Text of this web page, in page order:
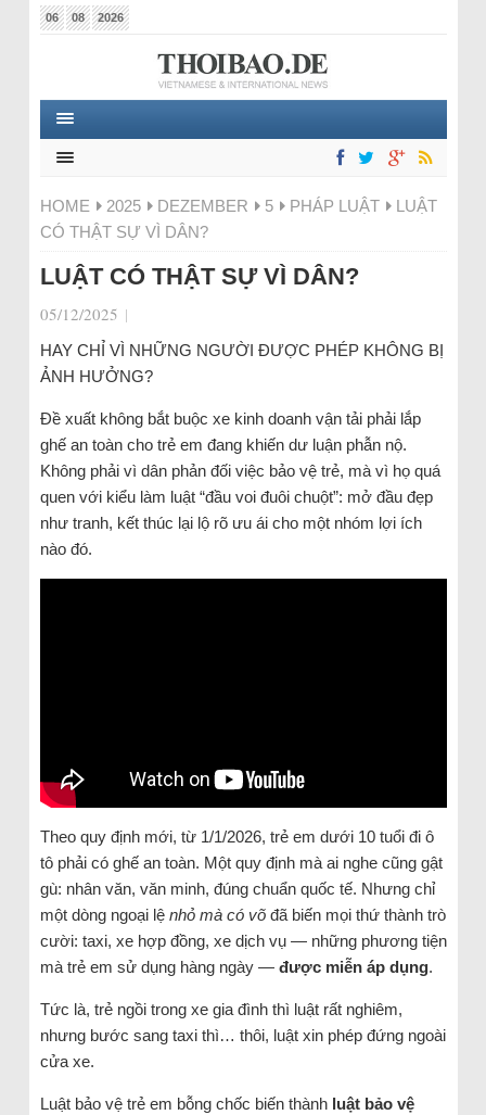
06 08 2026
HOME 2025 DEZEMBER 5 PHÁP LUẬT
LUẬT
CÓ THẬT SỰ VÌ DÂN?
LUẬT CÓ THẬT SỰ VÌ DÂN?
05/12/2025 |
HAY CHỈ VÌ NHỮNG NGƯỜI ĐƯỢC PHÉP KHÔNG BỊ
ẢNH HƯỞNG?
Đề xuất không bắt buộc xe kinh doanh vận tải phải lắp
ghế an toàn cho trẻ em đang khiến dư luận phẫn nộ.
Không phải vì dân phản đối việc bảo vệ trẻ, mà vì họ quá
quen với kiểu làm luật “đầu voi đuôi chuột”: mở đầu đẹp
như tranh, kết thúc lại lộ rõ ưu ái cho một nhóm lợi ích
nào đó.
Theo quy định mới, từ 1/1/2026, trẻ em dưới 10 tuổi đi ô
tô phải có ghế an toàn. Một quy định mà ai nghe cũng gật
gù: nhân văn, văn minh, đúng chuẩn quốc tế. Nhưng chỉ
một dòng ngoại lệ nhỏ mà có võđã biến mọi thứ thành trò
cười: taxi, xe hợp đồng, xe dịch vụ — những phương tiện
mà trẻ em sử dụng hàng ngày — được miễn áp dụng.
Tức là, trẻ ngồi trong xe gia đình thì luật rất nghiêm,
nhưng bước sang taxi thì… thôi, luật xin phép đứng ngoài
cửa xe.
Luật bảo vệ trẻ em bỗng chốc biến thành luật bảo vệ